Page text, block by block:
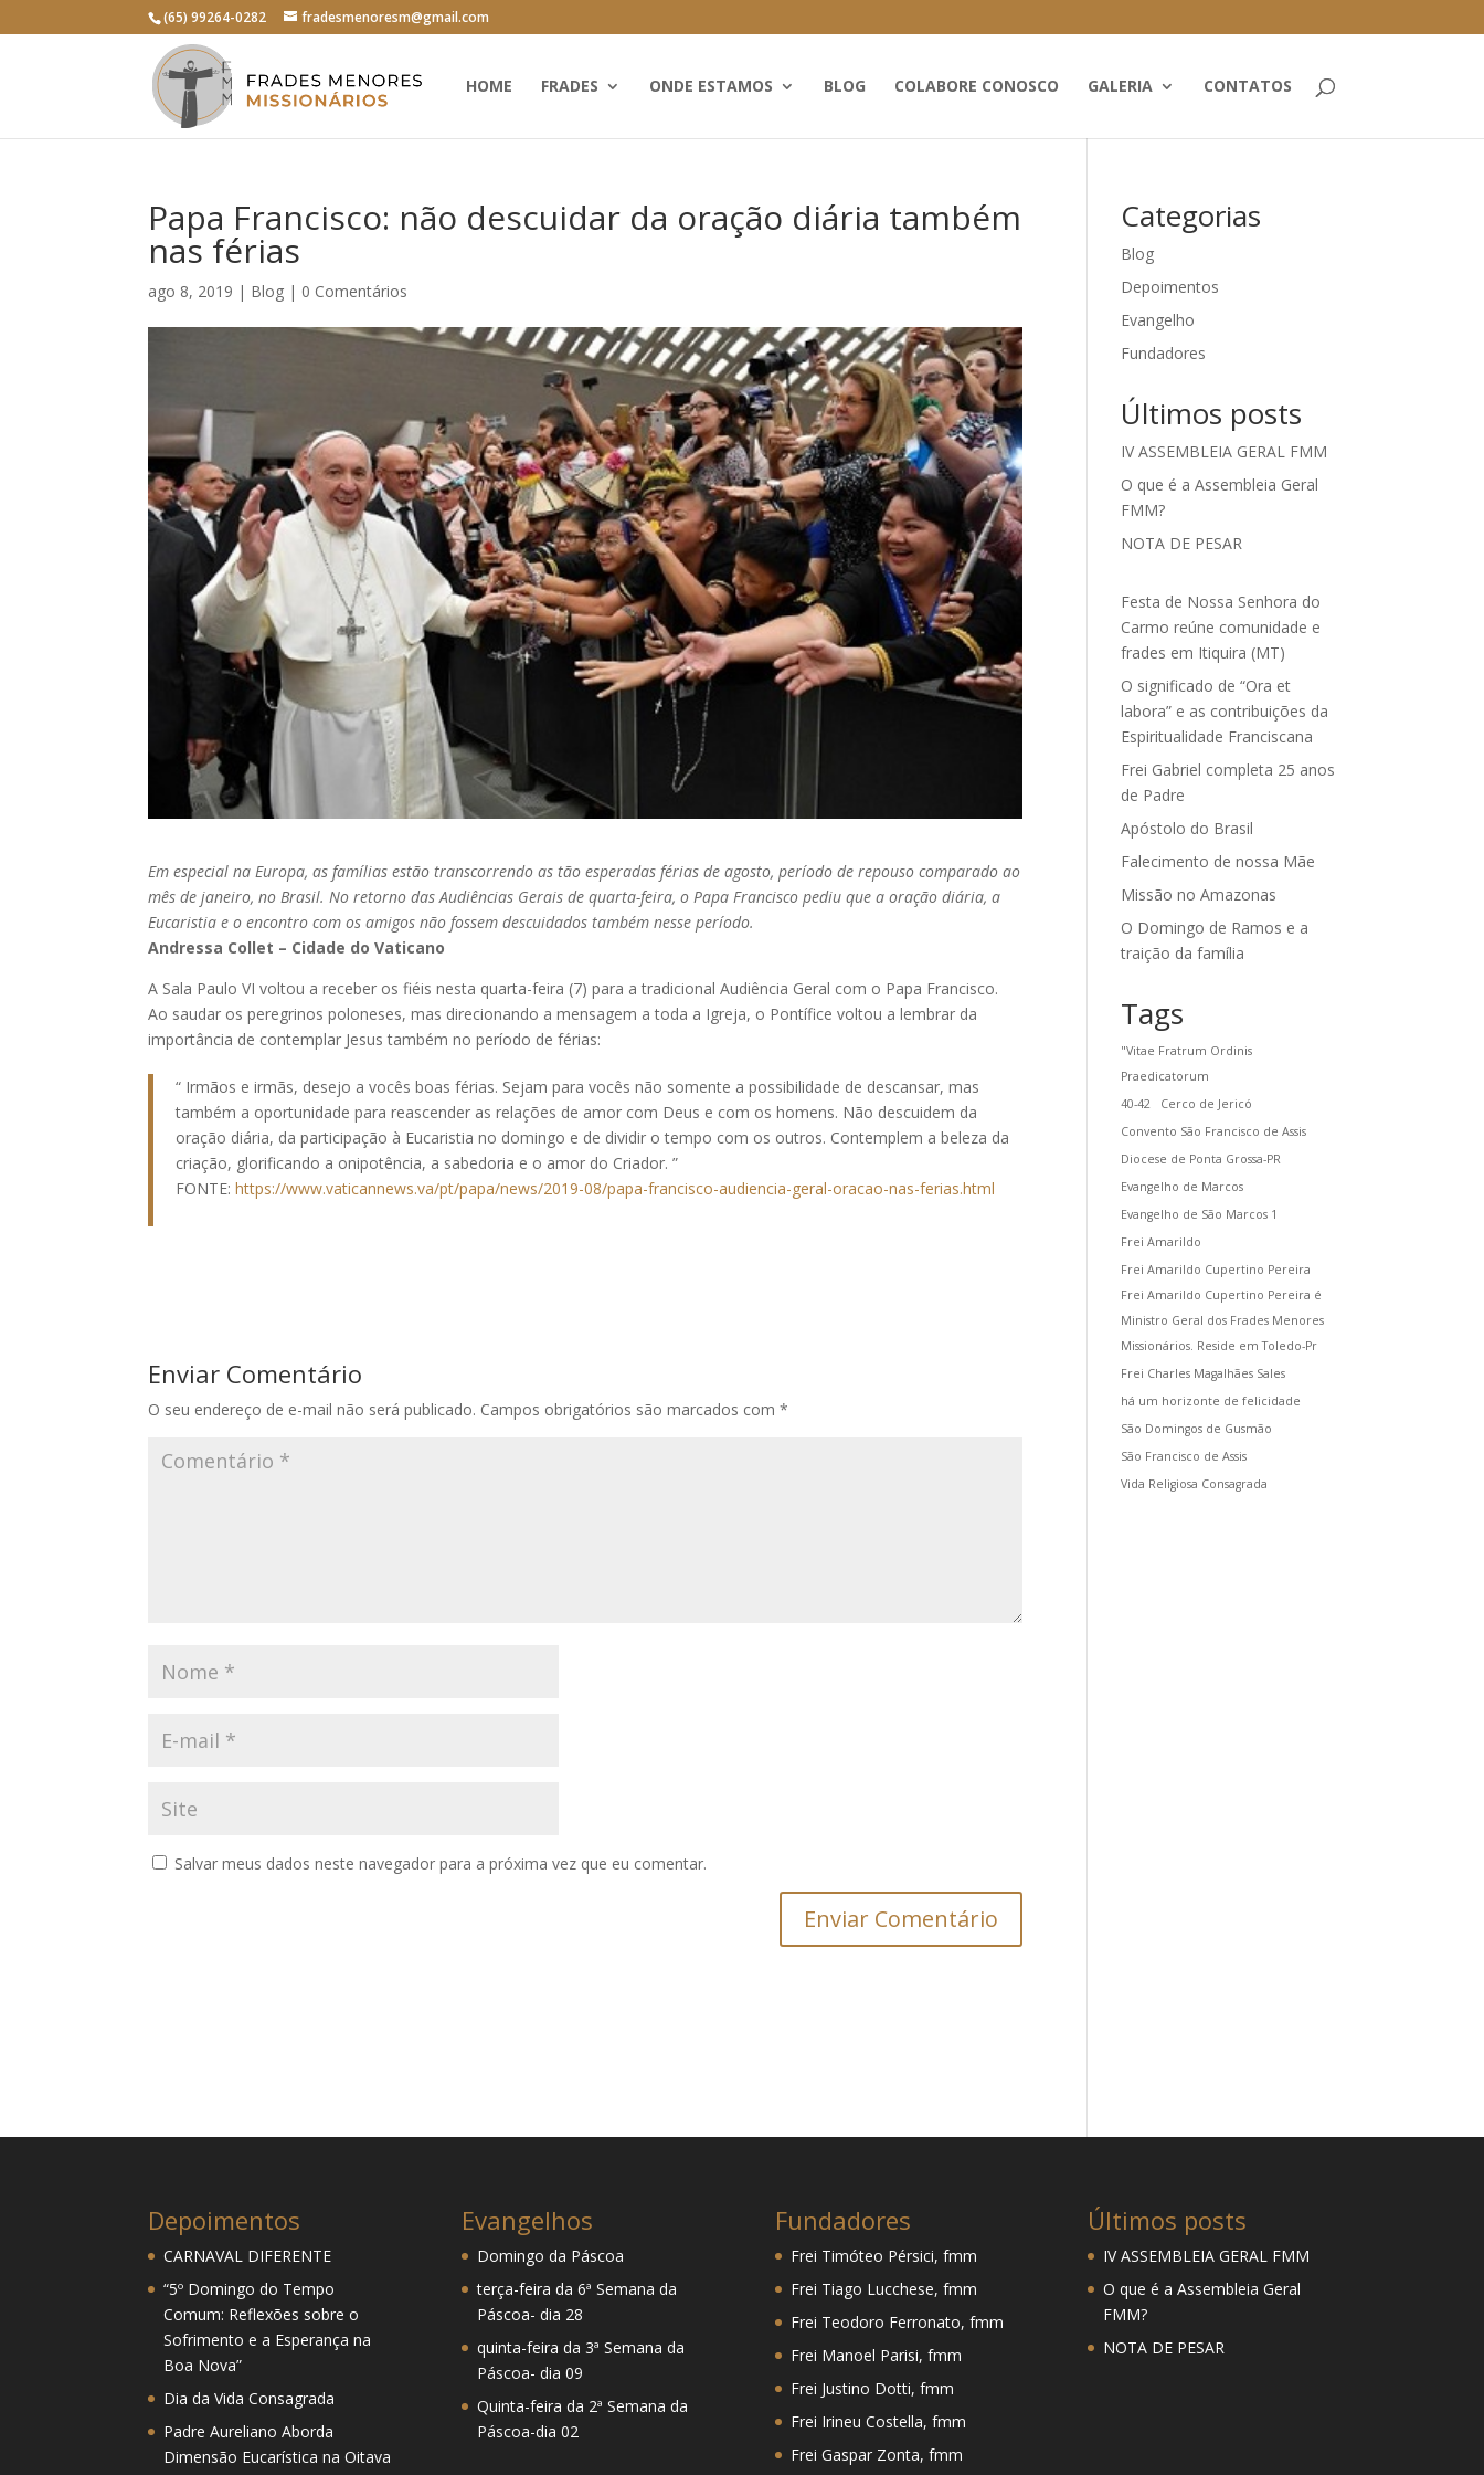
(65) 99264-0282 fradesmenoresm@gmail.com
HOME FRADES ONDE ESTAMOS BLOG COLABORE CONOSCO GALERIA CONTATOS
Papa Francisco: não descuidar da oração diária também
nas férias
ago 8, 2019 | Blog | 0 Comentários
Em especial na Europa, as famílias estão transcorrendo as tão esperadas férias de agosto, período de repouso comparado ao
mês de janeiro, no Brasil. No retorno das Audiências Gerais de quarta-feira, o Papa Francisco pediu que a oração diária, a
Eucaristia e o encontro com os amigos não fossem descuidados também nesse período.
Andressa Collet – Cidade do Vaticano
A Sala Paulo VI voltou a receber os fiéis nesta quarta-feira (7) para a tradicional Audiência Geral com o Papa Francisco.
Ao saudar os peregrinos poloneses, mas direcionando a mensagem a toda a Igreja, o Pontífice voltou a lembrar da
importância de contemplar Jesus também no período de férias:
“ Irmãos e irmãs, desejo a vocês boas férias. Sejam para vocês não somente a possibilidade de descansar, mas
também a oportunidade para reascender as relações de amor com Deus e com os homens. Não descuidem da
oração diária, da participação à Eucaristia no domingo e de dividir o tempo com os outros. Contemplem a beleza da
criação, glorificando a onipotência, a sabedoria e o amor do Criador. ”
FONTE: https://www.vaticannews.va/pt/papa/news/2019-08/papa-francisco-audiencia-geral-oracao-nas-ferias.html
Enviar Comentário
O seu endereço de e-mail não será publicado. Campos obrigatórios são marcados com*
Salvar meus dados neste navegador para a próxima vez que eu comentar.
Categorias
Blog
Depoimentos
Evangelho
Fundadores
Últimos posts
IV ASSEMBLEIA GERAL FMM
O que é a Assembleia Geral
FMM?
NOTA DE PESAR
Festa de Nossa Senhora do
Carmo reúne comunidade e
frades em Itiquira (MT)
O significado de “Ora et
labora” e as contribuições da
Espiritualidade Franciscana
Frei Gabriel completa 25 anos
de Padre
Apóstolo do Brasil
Falecimento de nossa Mãe
Missão no Amazonas
O Domingo de Ramos e a
traição da família
Tags
"Vitae Fratrum Ordinis
Praedicatorum
40-42
Cerco de Jericó
Convento São Francisco de Assis
Diocese de Ponta Grossa-PR
Evangelho de Marcos
Evangelho de São Marcos 1
Frei Amarildo
Frei Amarildo Cupertino Pereira
Frei Amarildo Cupertino Pereira é
Ministro Geral dos Frades Menores
Missionários. Reside em Toledo-Pr
Frei Charles Magalhães Sales
há um horizonte de felicidade
São Domingos de Gusmão
São Francisco de Assis
Vida Religiosa Consagrada
Depoimentos
CARNAVAL DIFERENTE
“5º Domingo do Tempo
Comum: Reflexões sobre o
Sofrimento e a Esperança na
Boa Nova”
Dia da Vida Consagrada
Padre Aureliano Aborda
Dimensão Eucarística na Oitava
Evangelhos
Domingo da Páscoa
terça-feira da 6ª Semana da
Páscoa- dia 28
quinta-feira da 3ª Semana da
Páscoa- dia 09
Quinta-feira da 2ª Semana da
Páscoa-dia 02
Fundadores
Frei Timóteo Pérsici, fmm
Frei Tiago Lucchese, fmm
Frei Teodoro Ferronato, fmm
Frei Manoel Parisi, fmm
Frei Justino Dotti, fmm
Frei Irineu Costella, fmm
Frei Gaspar Zonta, fmm
Últimos posts
IV ASSEMBLEIA GERAL FMM
O que é a Assembleia Geral
FMM?
NOTA DE PESAR